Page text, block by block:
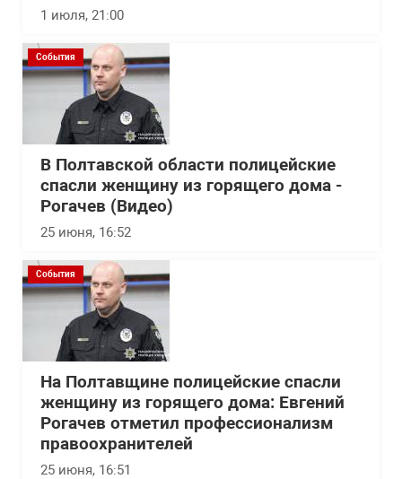
1 июля, 21:00
События
В Полтавской области полицейские
спасли женщину из горящего дома -
Рогачев (Видео)
25 июня, 16:52
События
На Полтавщине полицейские спасли
женщину из горящего дома: Евгений
Рогачев отметил профессионализм
правоохранителей
25 июня, 16:51